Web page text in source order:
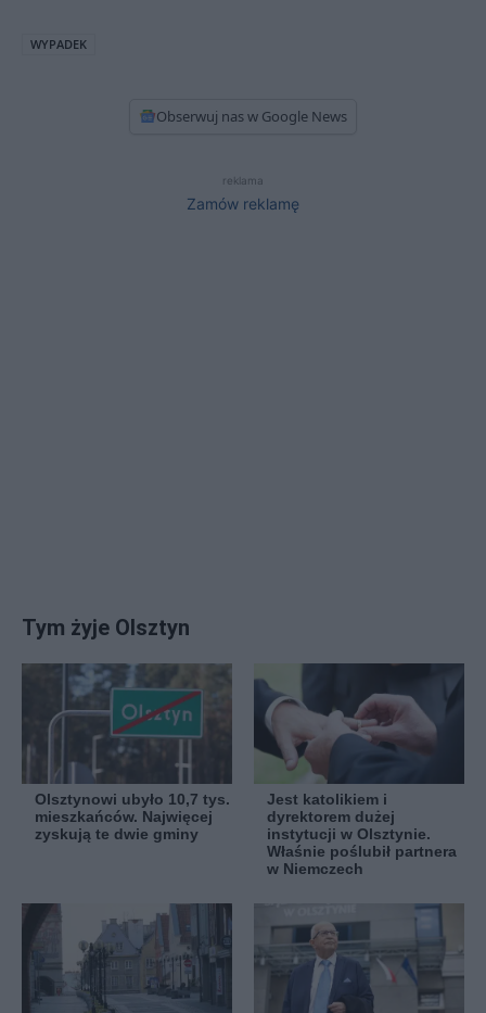
WYPADEK
Obserwuj nas w Google News
reklama
Zamów reklamę
Tym żyje Olsztyn
Olsztynowi ubyło 10,7 tys.
mieszkańców. Najwięcej
zyskują te dwie gminy
Jest katolikiem i
dyrektorem dużej
instytucji w Olsztynie.
Właśnie poślubił partnera
w Niemczech